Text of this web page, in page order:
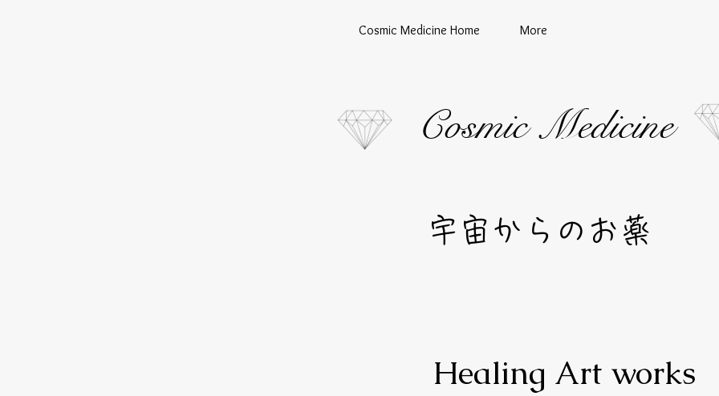
Cosmic Medicine Home More
Cosmic Medicine
宇宙からのお薬
Healing Art works​